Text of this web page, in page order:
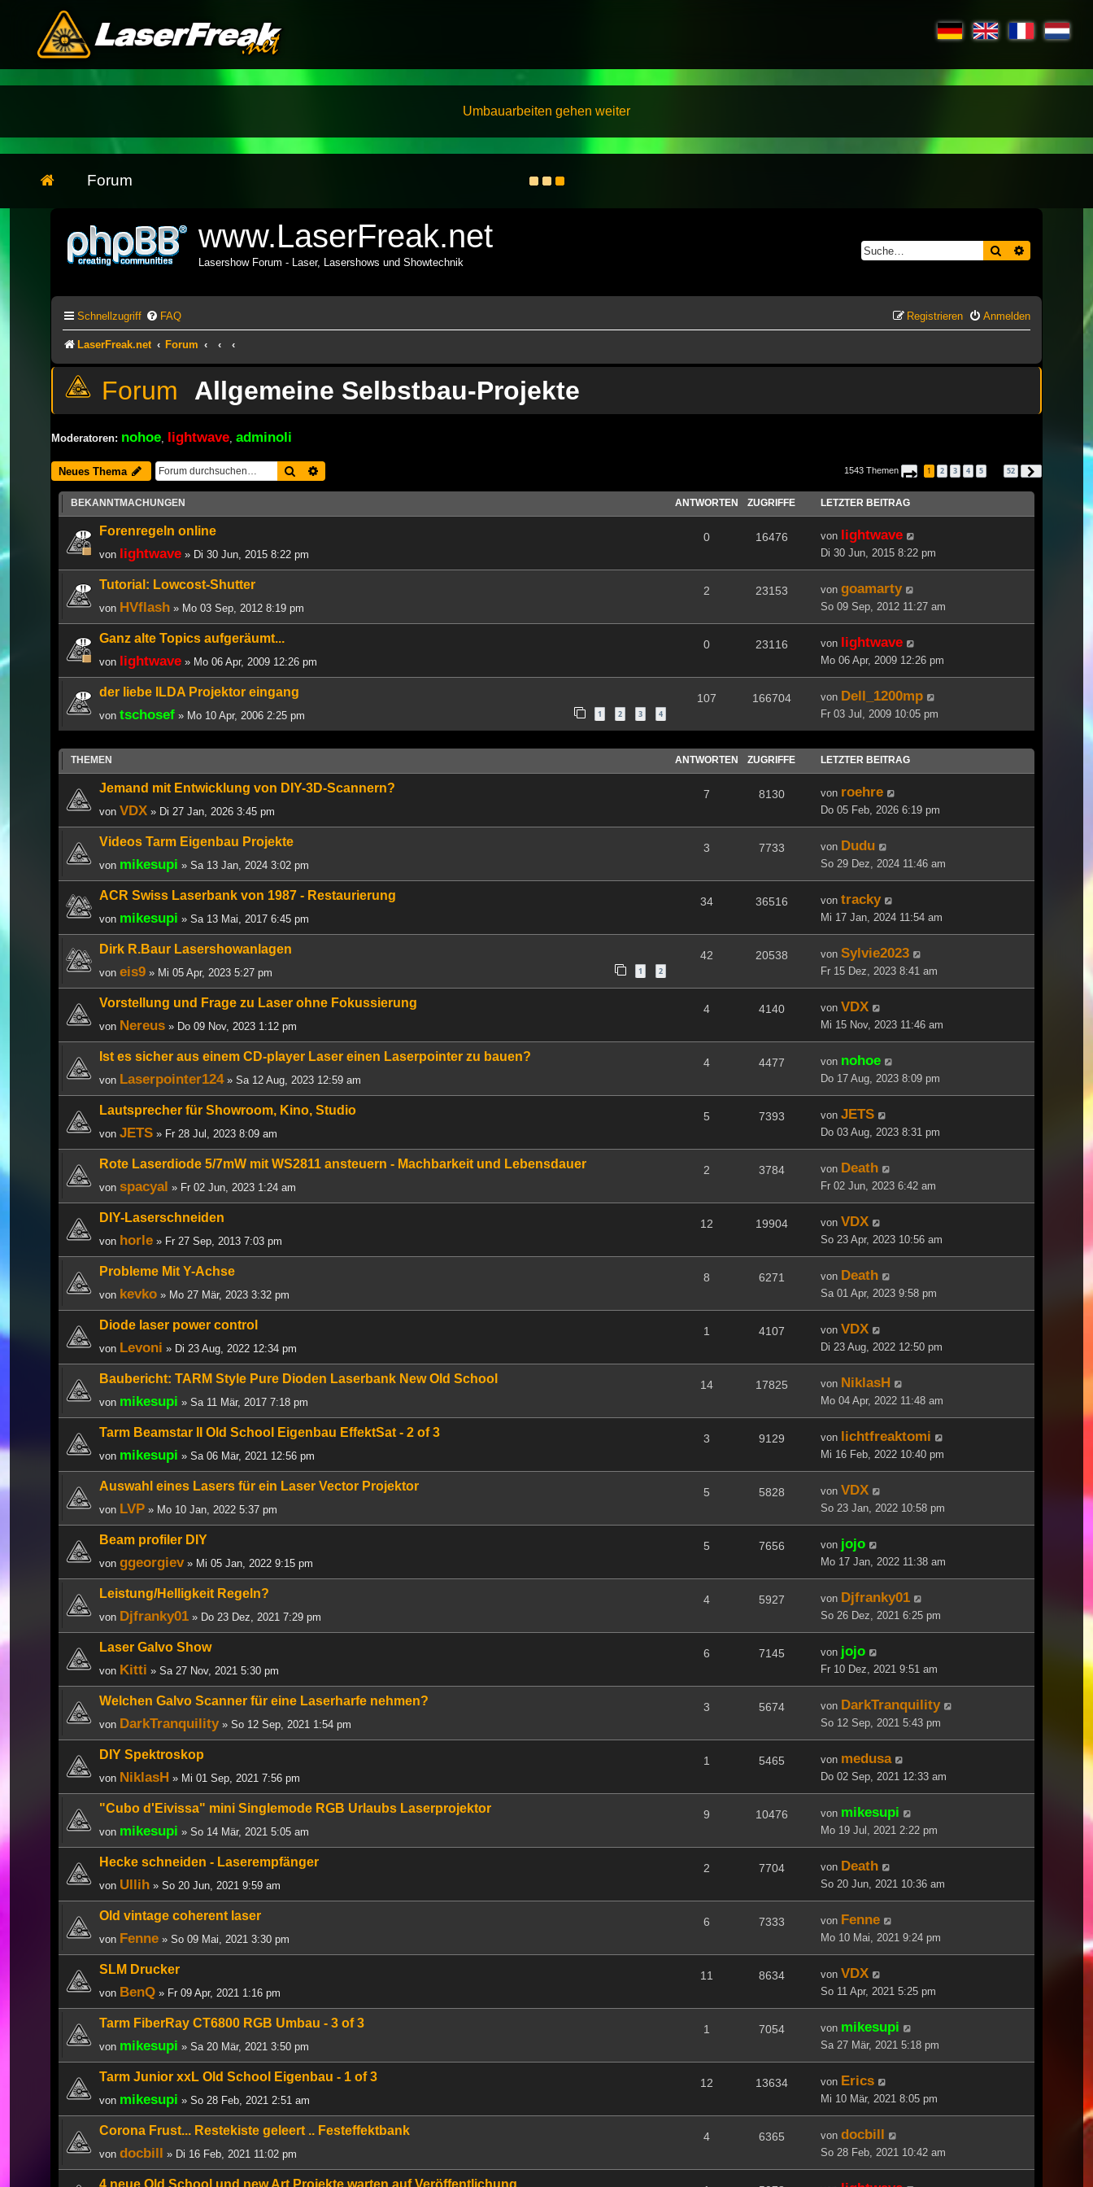
Umbauarbeiten gehen weiter
Forum
www.LaserFreak.net
Lasershow Forum - Laser, Lasershows und Showtechnik
Suche
Schnellzugriff FAQ Anmelden
Registrieren
LaserFreak.net Forum
Allgemeine Selbstbau-Projekte
Moderatoren: nohoe lightwave adminoli
Neues Thema Suche 1543 Themen Seite von 52
1 2 3 4 5 52
BEKANNTMACHUNGEN ANTWORTEN ZUGRIFFE LETZTER BEITRAG
Forenregeln online
von lightwave » Di 30 Jun, 2015 8:22 pm
0 16476 von lightwave
Di 30 Jun, 2015 8:22 pm
Tutorial: Lowcost-Shutter
von HVflash » Mo 03 Sep, 2012 8:19 pm
2 23153 von goamarty
So 09 Sep, 2012 11:27 am
Ganz alte Topics aufgeräumt...
von lightwave » Mo 06 Apr, 2009 12:26 pm
0 23116 von lightwave
Mo 06 Apr, 2009 12:26 pm
der liebe ILDA Projektor eingang
von tschosef » Mo 10 Apr, 2006 2:25 pm 1 2 3 4
107 166704 von Dell_1200mp
Fr 03 Jul, 2009 10:05 pm
THEMEN ANTWORTEN ZUGRIFFE LETZTER BEITRAG
Jemand mit Entwicklung von DIY-3D-Scannern?
von VDX » Di 27 Jan, 2026 3:45 pm
7 8130 von roehre
Do 05 Feb, 2026 6:19 pm
Videos Tarm Eigenbau Projekte
von mikesupi » Sa 13 Jan, 2024 3:02 pm
3 7733 von Dudu
So 29 Dez, 2024 11:46 am
ACR Swiss Laserbank von 1987 - Restaurierung
von mikesupi » Sa 13 Mai, 2017 6:45 pm
34 36516 von tracky
Mi 17 Jan, 2024 11:54 am
Dirk R.Baur Lasershowanlagen
von eis9 » Mi 05 Apr, 2023 5:27 pm 1 2
42 20538 von Sylvie2023
Fr 15 Dez, 2023 8:41 am
Vorstellung und Frage zu Laser ohne Fokussierung
von Nereus » Do 09 Nov, 2023 1:12 pm
4 4140 von VDX
Mi 15 Nov, 2023 11:46 am
Ist es sicher aus einem CD-player Laser einen Laserpointer zu bauen?
von Laserpointer124» Sa 12 Aug, 2023 12:59 am
4 4477 von nohoe
Do 17 Aug, 2023 8:09 pm
Lautsprecher für Showroom, Kino, Studio
von JETS » Fr 28 Jul, 2023 8:09 am
5 7393 von JETS
Do 03 Aug, 2023 8:31 pm
Rote Laserdiode 5/7mW mit WS2811 ansteuern - Machbarkeit und Lebensdauer
von spacyal » Fr 02 Jun, 2023 1:24 am
2 3784 von Death
Fr 02 Jun, 2023 6:42 am
DIY-Laserschneiden
von horle » Fr 27 Sep, 2013 7:03 pm
12 19904 von VDX
So 23 Apr, 2023 10:56 am
Probleme Mit Y-Achse
von kevko » Mo 27 Mär, 2023 3:32 pm
8 6271 von Death
Sa 01 Apr, 2023 9:58 pm
Diode laser power control
von Levoni » Di 23 Aug, 2022 12:34 pm
1 4107 von VDX
Di 23 Aug, 2022 12:50 pm
Baubericht: TARM Style Pure Dioden Laserbank New Old School
von mikesupi » Sa 11 Mär, 2017 7:18 pm
14 17825 von NiklasH
Mo 04 Apr, 2022 11:48 am
Tarm Beamstar II Old School Eigenbau EffektSat - 2 of 3
von mikesupi » Sa 06 Mär, 2021 12:56 pm
3 9129 von lichtfreaktomi
Mi 16 Feb, 2022 10:40 pm
Auswahl eines Lasers für ein Laser Vector Projektor
von LVP » Mo 10 Jan, 2022 5:37 pm
5 5828 von VDX
So 23 Jan, 2022 10:58 pm
Beam profiler DIY
von ggeorgiev» Mi 05 Jan, 2022 9:15 pm
5 7656 von jojo
Mo 17 Jan, 2022 11:38 am
Leistung/Helligkeit Regeln?
von Djfranky01 » Do 23 Dez, 2021 7:29 pm
4 5927 von Djfranky01
So 26 Dez, 2021 6:25 pm
Laser Galvo Show
von Kitti » Sa 27 Nov, 2021 5:30 pm
6 7145 von jojo
Fr 10 Dez, 2021 9:51 am
Welchen Galvo Scanner für eine Laserharfe nehmen?
von DarkTranquility» So 12 Sep, 2021 1:54 pm
3 5674 von DarkTranquility
So 12 Sep, 2021 5:43 pm
DIY Spektroskop
von NiklasH » Mi 01 Sep, 2021 7:56 pm
1 5465 von medusa
Do 02 Sep, 2021 12:33 am
"Cubo d'Eivissa" mini Singlemode RGB Urlaubs Laserprojektor
von mikesupi » So 14 Mär, 2021 5:05 am
9 10476 von mikesupi
Mo 19 Jul, 2021 2:22 pm
Hecke schneiden - Laserempfänger
von Ullih » So 20 Jun, 2021 9:59 am
2 7704 von Death
So 20 Jun, 2021 10:36 am
Old vintage coherent laser
von Fenne » So 09 Mai, 2021 3:30 pm
6 7333 von Fenne
Mo 10 Mai, 2021 9:24 pm
SLM Drucker
von BenQ » Fr 09 Apr, 2021 1:16 pm
11 8634 von VDX
So 11 Apr, 2021 5:25 pm
Tarm FiberRay CT6800 RGB Umbau - 3 of 3
von mikesupi » Sa 20 Mär, 2021 3:50 pm
1 7054 von mikesupi
Sa 27 Mär, 2021 5:18 pm
Tarm Junior xxL Old School Eigenbau - 1 of 3
von mikesupi » So 28 Feb, 2021 2:51 am
12 13634 von Erics
Mi 10 Mär, 2021 8:05 pm
Corona Frust... Restekiste geleert .. Festeffektbank
von docbill » Di 16 Feb, 2021 11:02 pm
4 6365 von docbill
So 28 Feb, 2021 10:42 am
4 neue Old School und new Art Projekte warten auf Veröffentlichung